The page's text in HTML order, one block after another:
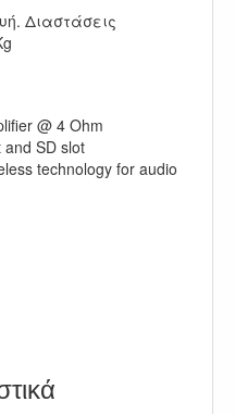
Διαστάσεις
@ 4 Ohm
and SD slot
technology for audio